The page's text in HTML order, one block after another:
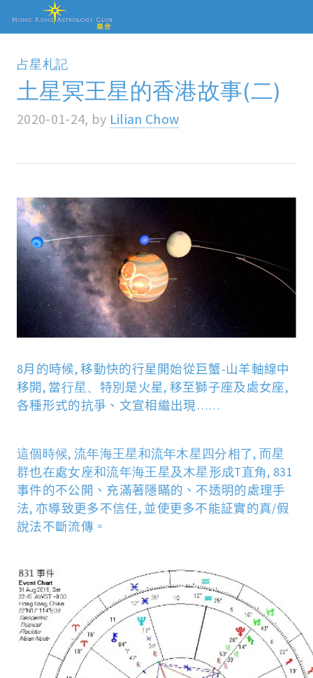
占星札記
土星冥王星的香港故事(二)
2020-01-24, by Lilian Chow
8月的時候, 移動快的行星開始從巨蟹-山羊軸線中
移開, 當行星、 特別是火星, 移至獅子座及處女座,
各種形式的抗爭 、文宣相繼出現……
這個時候, 流年海王星和流年木星四分相了, 而星
群也在處女座和流年海王星及木星形成T直角, 831
事件的不公開、充滿著隱瞞的、不透明的處理手
法, 亦導致更多不信任, 並使更多不能証實的真/假
說法不斷流傳。